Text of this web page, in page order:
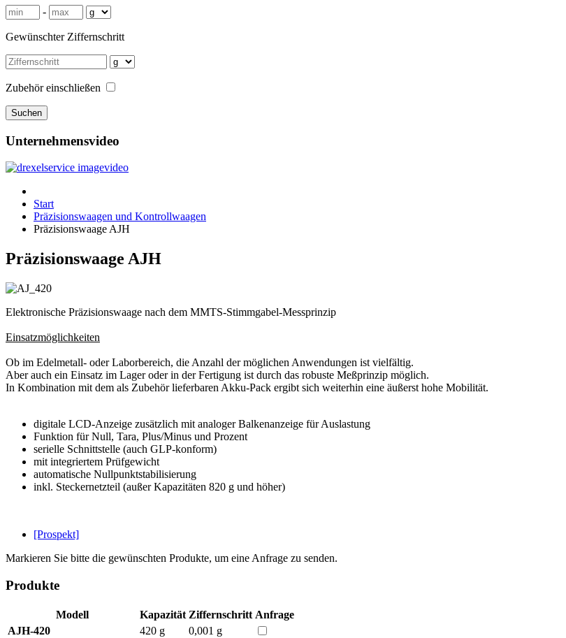
-
Gewünschter Ziffernschritt
Zubehör einschließen
Unternehmensvideo
Start
Präzisionswaagen und Kontrollwaagen
Präzisionswaage AJH
Präzisionswaage AJH
Elektronische Präzisionswaage nach dem MMTS-Stimmgabel-Messprinzip
Einsatzmöglichkeiten
Ob im Edelmetall- oder Laborbereich, die Anzahl der möglichen Anwendungen ist vielfältig.
Aber auch ein Einsatz im Lager oder in der Fertigung ist durch das robuste Meßprinzip möglich.
In Kombination mit dem als Zubehör lieferbaren Akku-Pack ergibt sich weiterhin eine äußerst hohe Mobilität.
digitale LCD-Anzeige zusätzlich mit analoger Balkenanzeige für Auslastung
Funktion für Null, Tara, Plus/Minus und Prozent
serielle Schnittstelle (auch GLP-konform)
mit integriertem Prüfgewicht
automatische Nullpunktstabilisierung
inkl. Steckernetzteil (außer Kapazitäten 820 g und höher)
[Prospekt]
Markieren Sie bitte die gewünschten Produkte, um eine Anfrage zu senden.
Produkte
Modell Kapazität Ziffernschritt Anfrage
AJH-420
420 g 0,001 g